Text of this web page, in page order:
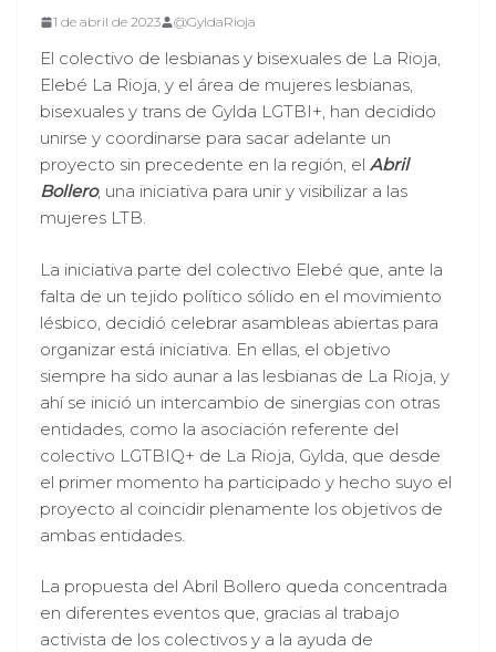
1 de abril de 2023 @GyldaRioja
El colectivo de lesbianas y bisexuales de La Rioja,
Elebé La Rioja, y el área de mujeres lesbianas,
bisexuales y trans de Gylda LGTBI+, han decidido
unirse y coordinarse para sacar adelante un
proyecto sin precedente en la región, el Abril
Bollero, una iniciativa para unir y visibilizar a las
mujeres LTB.
La iniciativa parte del colectivo Elebé que, ante la
falta de un tejido político sólido en el movimiento
lésbico, decidió celebrar asambleas abiertas para
organizar está iniciativa. En ellas, el objetivo
siempre ha sido aunar a las lesbianas de La Rioja, y
ahí se inició un intercambio de sinergias con otras
entidades, como la asociación referente del
colectivo LGTBIQ+ de La Rioja, Gylda, que desde
el primer momento ha participado y hecho suyo el
proyecto al coincidir plenamente los objetivos de
ambas entidades.
La propuesta del Abril Bollero queda concentrada
en diferentes eventos que, gracias al trabajo
activista de los colectivos y a la ayuda de